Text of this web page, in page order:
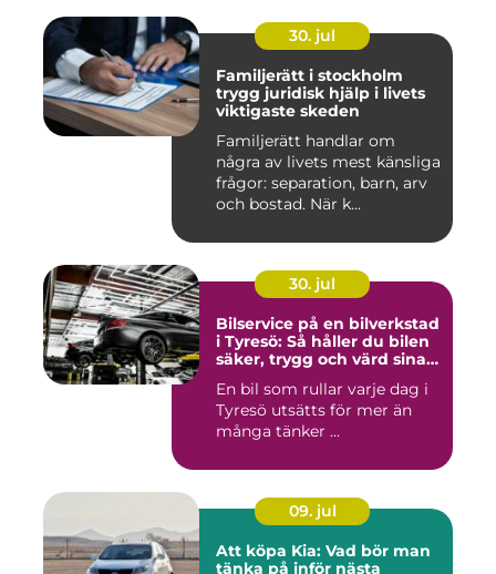
30. jul
Familjerätt i stockholm
trygg juridisk hjälp i livets
viktigaste skeden
Familjerätt handlar om
några av livets mest känsliga
frågor: separation, barn, arv
och bostad. När k...
30. jul
Bilservice på en bilverkstad
i Tyresö: Så håller du bilen
säker, trygg och värd sina
En bil som rullar varje dag i
Tyresö utsätts för mer än
många tänker ...
09. jul
Att köpa Kia: Vad bör man
tänka på inför nästa